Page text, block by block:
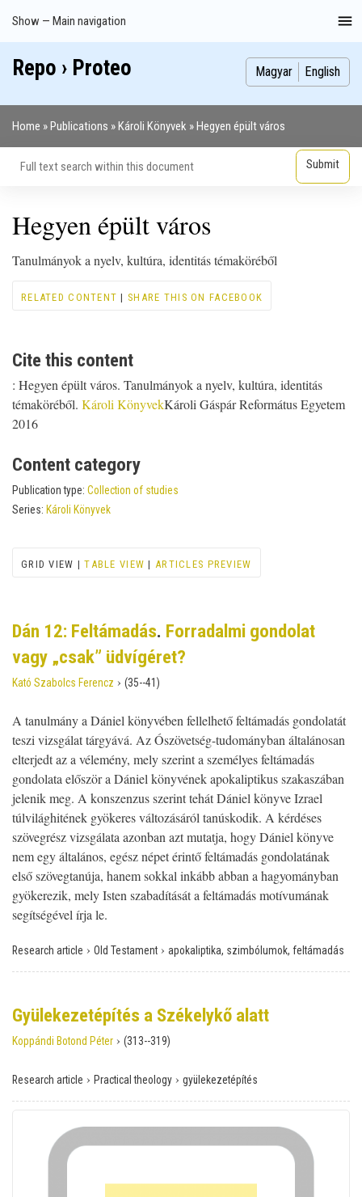
Main
navigation
Show — Main navigation
Index
Publications
Theses
Images
Contributors
Repo › Proteo Magyar English
Home Publications Károli Könyvek Hegyen épült város
Hegyen épült város
Tanulmányok a nyelv, kultúra, identitás témaköréből
RELATED CONTENT | SHARE THIS ON FACEBOOK
Cite this content
: Hegyen épült város. Tanulmányok a nyelv, kultúra, identitás
témaköréből. Károli KönyvekKároli Gáspár Református Egyetem
2016
Content category
Publication type: Collection of studies
Series: Károli Könyvek
GRID VIEW |TABLE VIEW |ARTICLES PREVIEW
Dán 12: Feltámadás. Forradalmi gondolat
vagy „csak” üdvígéret?
Kató Szabolcs Ferencz › (35--41)
A tanulmány a Dániel könyvében fellelhető feltámadás gondolatát
teszi vizsgálat tárgyává. Az Ószövetség-tudományban általánosan
elterjedt az a vélemény, mely szerint a személyes feltámadás
gondolata először a Dániel könyvének apokaliptikus szakaszában
jelenik meg. A konszenzus szerint tehát Dániel könyve Izrael
túlvilághitének gyökeres változásáról tanúskodik. A kérdéses
szövegrész vizsgálata azonban azt mutatja, hogy Dániel könyve
nem egy általános, egész népet érintő feltámadás gondolatának
első szövegtanúja, hanem sokkal inkább abban a hagyományban
gyökerezik, mely Isten szabadítását a feltámadás motívumának
segítségével írja le.
Research article › Old Testament › apokaliptika, szimbólumok, feltámadás
Gyülekezetépítés a Székelykő alatt
Koppándi Botond Péter › (313--319)
Research article › Practical theology › gyülekezetépítés